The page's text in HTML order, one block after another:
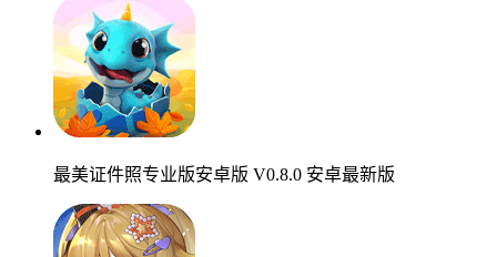
最美证件照专业版安卓版 V0.8.0 安卓最新版